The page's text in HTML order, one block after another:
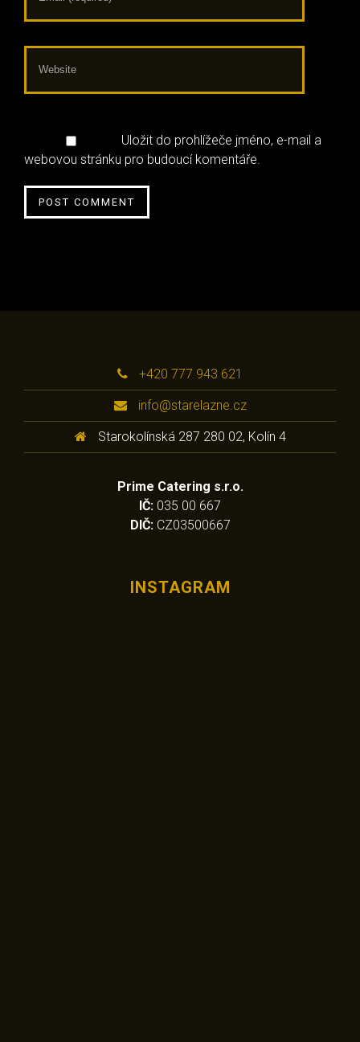
Uložit do prohlížeče jméno, e-mail a
webovou stránku pro budoucí komentáře.
+420 777 943 621
info@starelazne.cz
Starokolínská 287 280 02, Kolín 4
Prime Catering s.r.o.
IČ: 035 00 667
DIČ:CZ03500667
INSTAGRAM